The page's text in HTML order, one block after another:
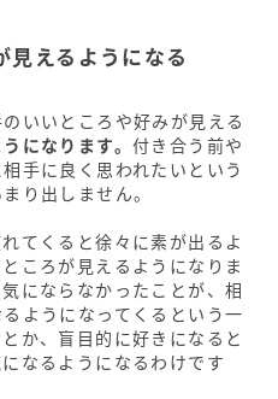
見えるようになる
いいところや好みが見える
になります。付き合う前や
手に良く思われたいという
り出しません。
てくると徐々に素が出るよ
ころが見えるようになりま
にならなかったことが、相
ようになってくるという一
か、盲目的に好きになると
なるようになるわけです